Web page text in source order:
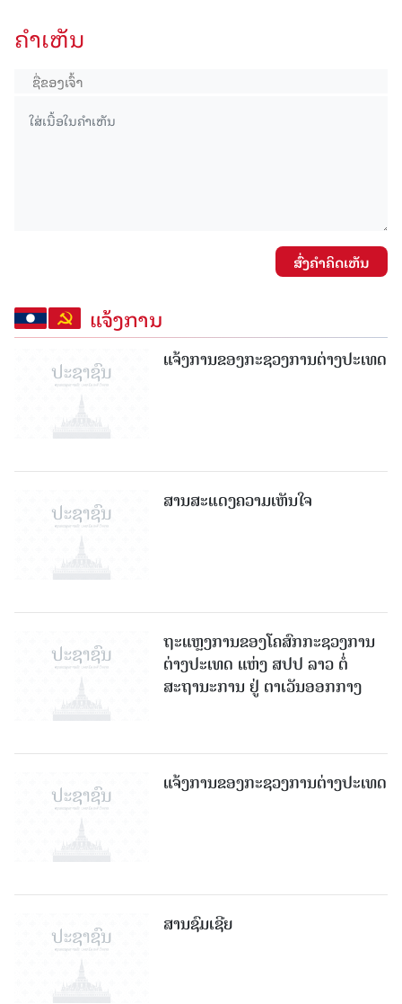
ຄໍາເຫັນ
ສົ່ງຄໍາຄິດເຫັນ
ແຈ້ງການ
ແຈ້ງການຂອງກະຊວງການຕ່າງປະເທດ
ສານສະແດງຄວາມເຫັນໃຈ
ຖະແຫຼງການຂອງໂຄສົກກະຊວງການ
ຕ່າງປະເທດ ແຫ່ງ ສປປ ລາວ ຕໍ່
ສະຖານະການ ຢູ່ ຕາເວັນອອກກາງ
ແຈ້ງການຂອງກະຊວງການຕ່າງປະເທດ
ສານຊົມເຊີຍ